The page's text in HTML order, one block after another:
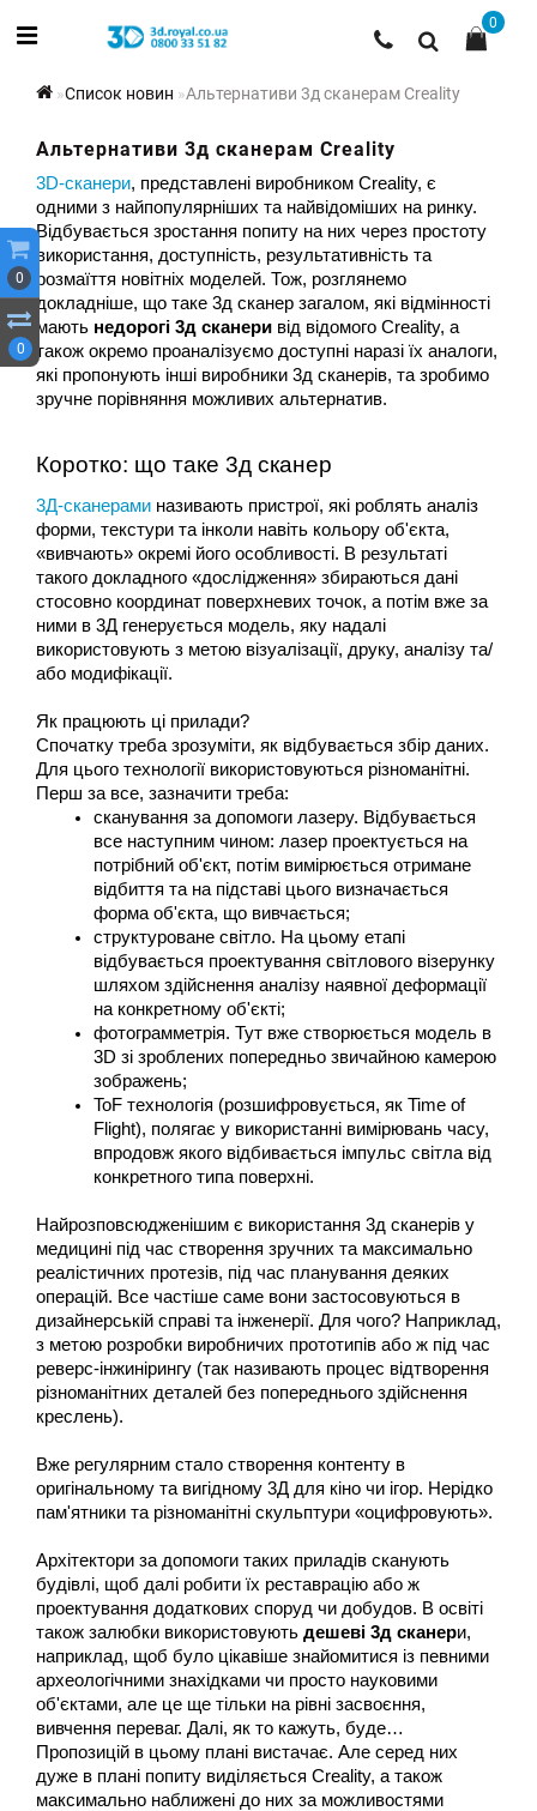
0
0
0
Список новин Альтернативи 3д сканерам Creality
Альтернативи 3д сканерам Creality
3D-сканери, представлені виробником Creality, є
одними з найпопулярніших та найвідоміших на ринку.
Відбувається зростання попиту на них через простоту
використання, доступність, результативність та
розмаїття новітніх моделей. Тож, розглянемо
докладніше, що таке 3д сканер загалом, які відмінності
мають недорогі 3д сканери від відомого Creality, а
також окремо проаналізуємо доступні наразі їх аналоги,
які пропонують інші виробники 3д сканерів, та зробимо
зручне порівняння можливих альтернатив.
Коротко: що таке 3д сканер
3Д-сканерами називають пристрої, які роблять аналіз
форми, текстури та інколи навіть кольору об'єкта,
«вивчають» окремі його особливості. В результаті
такого докладного «дослідження» збираються дані
стосовно координат поверхневих точок, а потім вже за
ними в 3Д генерується модель, яку надалі
використовують з метою візуалізації, друку, аналізу та/
або модифікації.
Як працюють ці прилади?
Спочатку треба зрозуміти, як відбувається збір даних.
Для цього технології використовуються різноманітні.
Перш за все, зазначити треба:
сканування за допомоги лазеру. Відбувається
все наступним чином: лазер проектується на
потрібний об'єкт, потім вимірюється отримане
відбиття та на підставі цього визначається
форма об'єкта, що вивчається;
структуроване світло. На цьому етапі
відбувається проектування світлового візерунку
шляхом здійснення аналізу наявної деформації
на конкретному об'єкті;
фотограмметрія. Тут вже створюється модель в
3D зі зроблених попередньо звичайною камерою
зображень;
ToF технологія (розшифровується, як Time of
Flight), полягає у використанні вимірювань часу,
впродовж якого відбивається імпульс світла від
конкретного типа поверхні.
Найрозповсюдженішим є використання 3д сканерів у
медицині під час створення зручних та максимально
реалістичних протезів, під час планування деяких
операцій. Все частіше саме вони застосовуються в
дизайнерській справі та інженерії. Для чого? Наприклад,
з метою розробки виробничих прототипів або ж під час
реверс-інжинірингу (так називають процес відтворення
різноманітних деталей без попереднього здійснення
креслень).
Вже регулярним стало створення контенту в
оригінальному та вигідному 3Д для кіно чи ігор. Нерідко
пам'ятники та різноманітні скульптури «оцифровують».
Архітектори за допомоги таких приладів сканують
будівлі, щоб далі робити їх реставрацію або ж
проектування додаткових споруд чи добудов. В освіті
також залюбки використовують дешеві 3д сканери,
наприклад, щоб було цікавіше знайомитися із певними
археологічними знахідками чи просто науковими
об'єктами, але це ще тільки на рівні засвоєння,
вивчення переваг. Далі, як то кажуть, буде…
Пропозицій в цьому плані вистачає. Але серед них
дуже в плані попиту виділяється Creality, а також
максимально наближені до них за можливостями